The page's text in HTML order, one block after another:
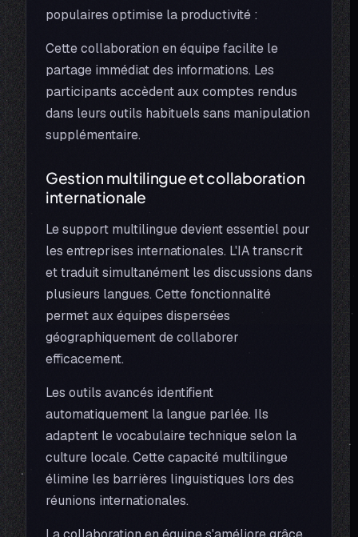
populaires optimise la productivité :
Cette collaboration en équipe facilite le
partage immédiat des informations. Les
participants accèdent aux comptes rendus
dans leurs outils habituels sans manipulation
supplémentaire.
Gestion multilingue et collaboration
internationale
Le support multilingue devient essentiel pour
les entreprises internationales. L'IA transcrit
et traduit simultanément les discussions dans
plusieurs langues. Cette fonctionnalité
permet aux équipes dispersées
géographiquement de collaborer
efficacement.
Les outils avancés identifient
automatiquement la langue parlée. Ils
adaptent le vocabulaire technique selon la
culture locale. Cette capacité multilingue
élimine les barrières linguistiques lors des
réunions internationales.